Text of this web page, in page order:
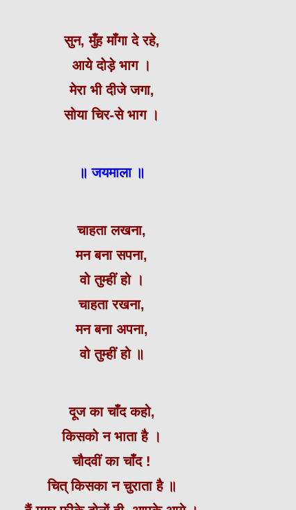
सुन, मुँह माँगा दे रहे,
आये दोड़े भाग ।
मेरा भी दीजे जगा,
सोया चिर-से भाग ।
॥ जयमाला ॥
चाहता लखना,
मन बना सपना,
वो तुम्हीं हो ।
चाहता रखना,
मन बना अपना,
वो तुम्हीं हो ॥
दूज का चाँद कहो,
किसको न भाता है ।
चौदवीं का चाँद !
चित् किसका न चुराता है ॥